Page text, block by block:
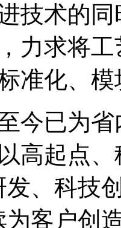
技术的
力求将
准化、
今已为
高起点
发、科技
为客户创